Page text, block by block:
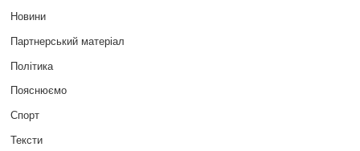
Новини
Партнерський матеріал
Політика
Пояснюємо
Спорт
Тексти